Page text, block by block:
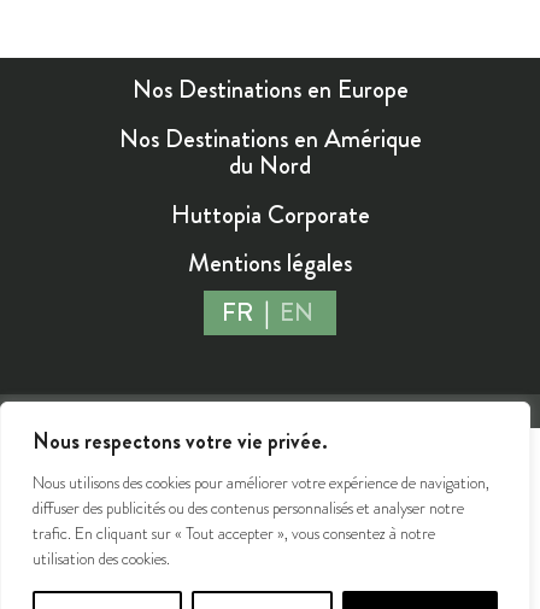
Nous respectons votre vie privée.
Nous utilisons des cookies pour améliorer votre expérience de navigation,
diffuser des publicités ou des contenus personnalisés et analyser notre
trafic. En cliquant sur « Tout accepter », vous consentez à notre
utilisation des cookies.
Nos Destinations en Europe
Nos Destinations en Amérique
du Nord
Huttopia Corporate
Mentions légales
FR
EN